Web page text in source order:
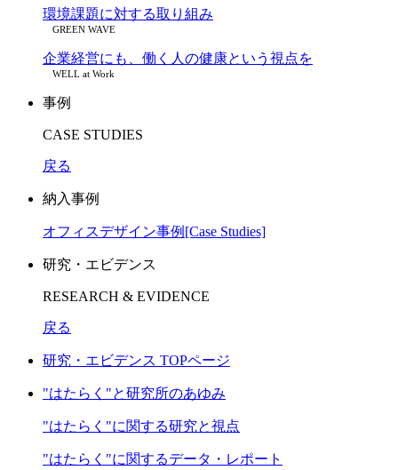
環境課題に対する取り組み
GREEN WAVE
企業経営にも、働く人の健康という視点を
WELL at Work
事例
CASE STUDIES
戻る
納入事例
オフィスデザイン事例[Case Studies]
研究・エビデンス
RESEARCH & EVIDENCE
戻る
研究・エビデンス TOPページ
"はたらく"と研究所のあゆみ
"はたらく"に関する研究と視点
"はたらく"に関するデータ・レポート